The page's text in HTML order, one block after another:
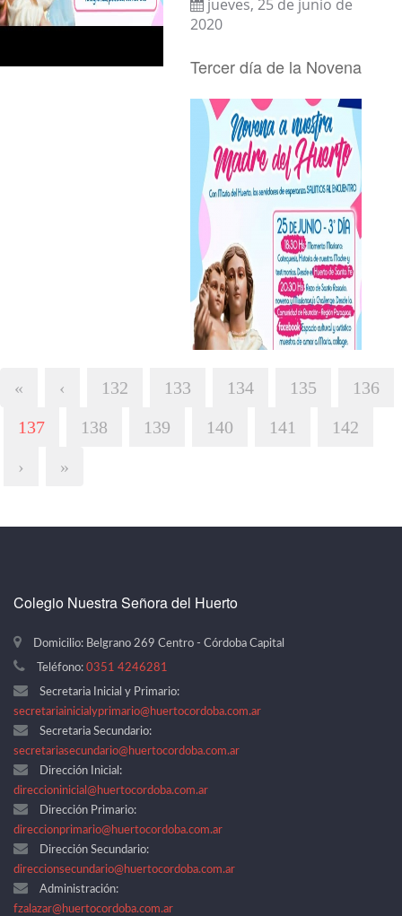
jueves, 25 de junio de
2020
Tercer día de la Novena
« ‹ 132 133 134 135
136
137
138 139 140 141
142
›
»
Colegio Nuestra Señora del Huerto
Domicilio: Belgrano 269 Centro - Córdoba Capital
Teléfono: 0351 4246281
Secretaria Inicial y Primario:
secretariainicialyprimario@huertocordoba.com.ar
Secretaria Secundario:
secretariasecundario@huertocordoba.com.ar
Dirección Inicial:
direccioninicial@huertocordoba.com.ar
Dirección Primario:
direccionprimario@huertocordoba.com.ar
Dirección Secundario:
direccionsecundario@huertocordoba.com.ar
Administración:
fzalazar@huertocordoba.com.ar